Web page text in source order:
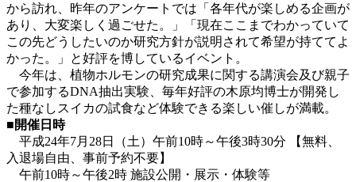
から訪れ、昨年のアンケートでは「各年代が楽しめる企画が
あり、大変楽しく過ごせた。」「現在ここまでわかっていて
この先どうしたいのか研究方針が説明されて希望が持ててよ
かった。」と好評を博しているイベント。
今年は、植物ホルモンの研究成果に関する講演会及び親子
で参加するDNA抽出実験、毎年好評の木原均博士が開発し
た種なしスイカの試食など体験できる楽しい催しが満載。
■開催日時
平成24年7月28日（土）午前10時～午後3時30分 【無料、
入退場自由、事前予約不要】
午前10時～午後2時 施設公開・展示・体験等